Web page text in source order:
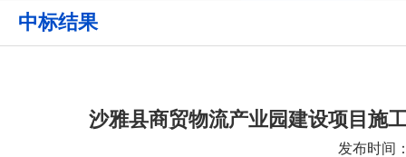
中标结果
沙雅县商贸物流产业园建设项目施
发布时间